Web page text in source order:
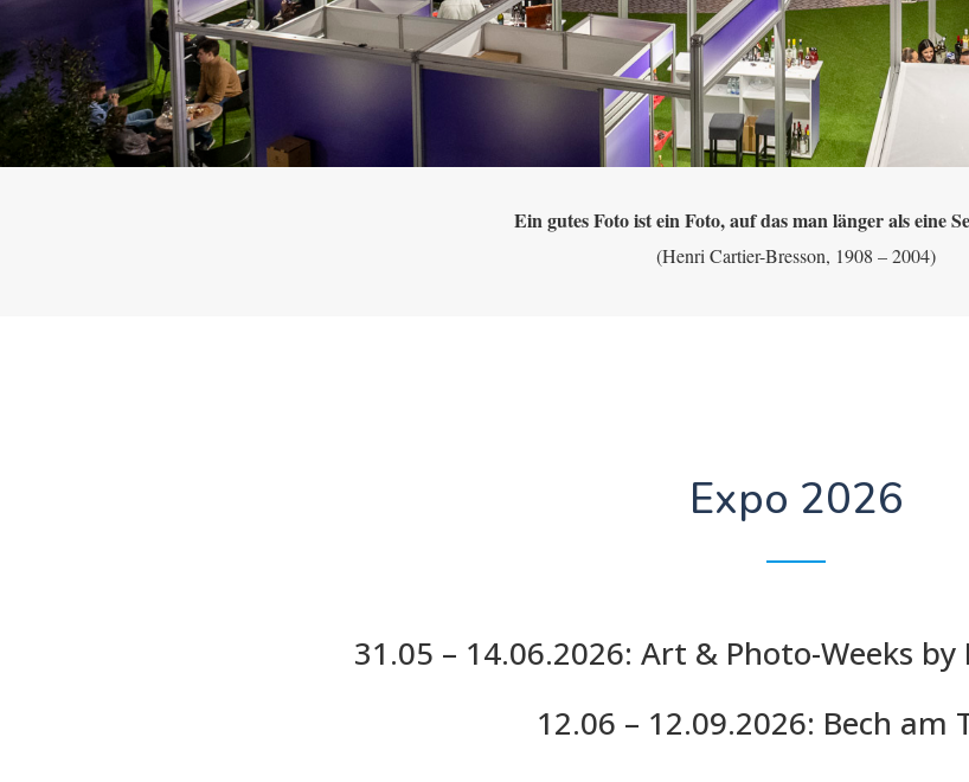
Ein gutes Foto ist ein Foto, auf das man länger als eine
(Henri Cartier-Bresson, 1908 – 2004)
Expo 2026
31.05 – 14.06.2026: Art & Photo-Weeks by
12.06 – 12.09.2026: Bech am